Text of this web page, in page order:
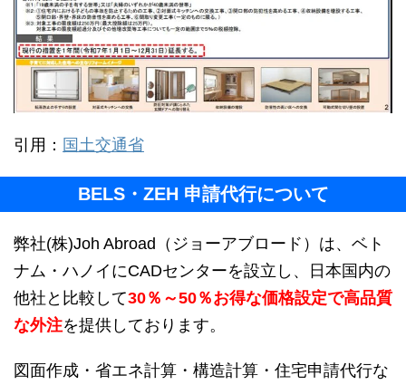
引用： 国土交通省
BELS・ZEH 申請代行について
弊社(株)Joh Abroad（ジョーアブロード）は、ベト
ナム・ハノイにCADセンターを設立し、日本国内の
他社と比較して30％～50％お得な価格設定で高品質
な外注を提供しております。
図面作成・省エネ計算・構造計算・住宅申請代行な